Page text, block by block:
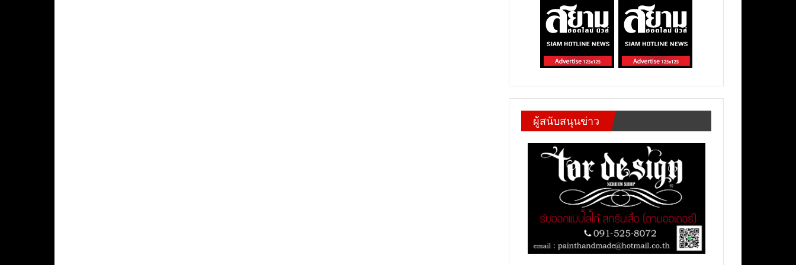
ผู้สนับสนุนข่าว